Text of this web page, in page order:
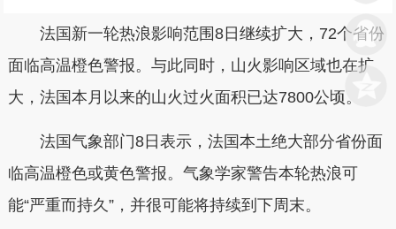
法国新一轮热浪影响范围8日继续扩大，72个省份
面临高温橙色警报。与此同时，山火影响区域也在扩
大，法国本月以来的山火过火面积已达7800公顷。
法国气象部门8日表示，法国本土绝大部分省份面
临高温橙色或黄色警报。气象学家警告本轮热浪可
能“严重而持久”，并很可能将持续到下周末。